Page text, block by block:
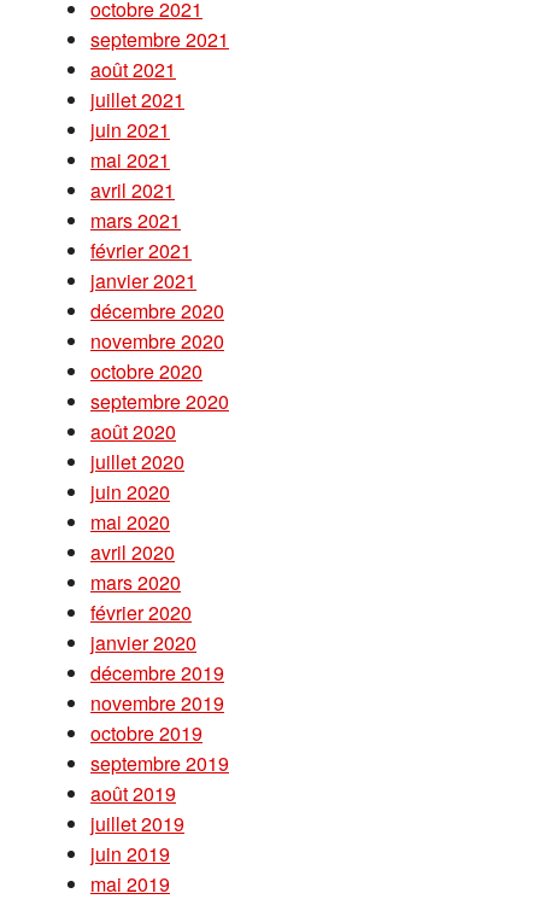
octobre 2021
septembre 2021
août 2021
juillet 2021
juin 2021
mai 2021
avril 2021
mars 2021
février 2021
janvier 2021
décembre 2020
novembre 2020
octobre 2020
septembre 2020
août 2020
juillet 2020
juin 2020
mai 2020
avril 2020
mars 2020
février 2020
janvier 2020
décembre 2019
novembre 2019
octobre 2019
septembre 2019
août 2019
juillet 2019
juin 2019
mai 2019